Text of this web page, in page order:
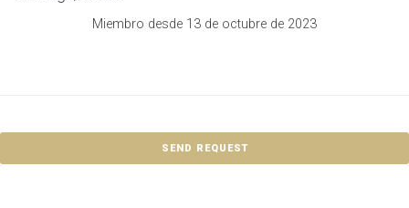
Miembro desde 13 de octubre de 2023
SEND REQUEST